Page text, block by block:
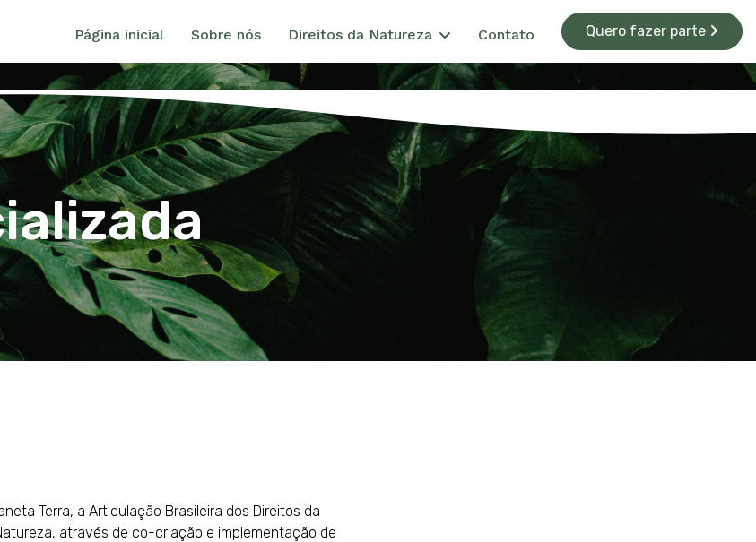
Página inicial Sobre nós Direitos da Natureza Contato Quero fazer parte
Terra, a Articulação Brasileira dos Direitos da
através de co-criação e implementação de